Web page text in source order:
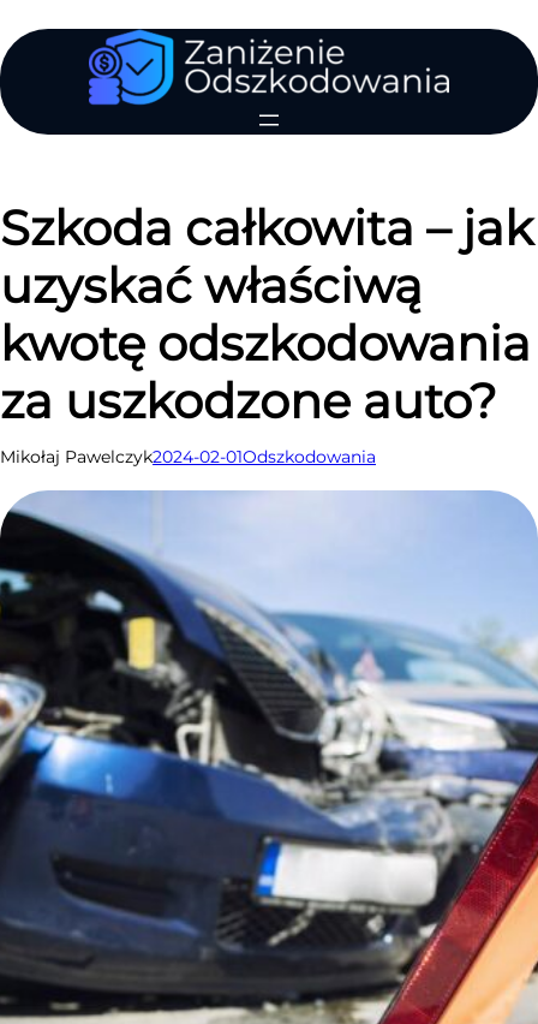
do
treści
Szkoda całkowita – jak
uzyskać właściwą
kwotę odszkodowania
za uszkodzone auto?
Mikołaj Pawelczyk2024-02-01Odszkodowania